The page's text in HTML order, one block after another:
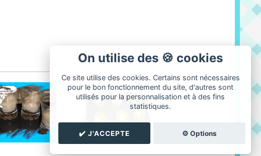
On utilise des 🍪 cookies
Ce site utilise des cookies. Certains sont nécessaires
pour le bon fonctionnement du site, d'autres sont
utilisés pour la personnalisation et à des fins
statistiques.
✔️ J'ACCEPTE ⚙️ Options